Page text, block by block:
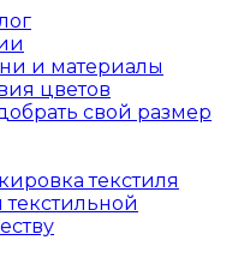
и материалы
цветов
свой размер
текстиля